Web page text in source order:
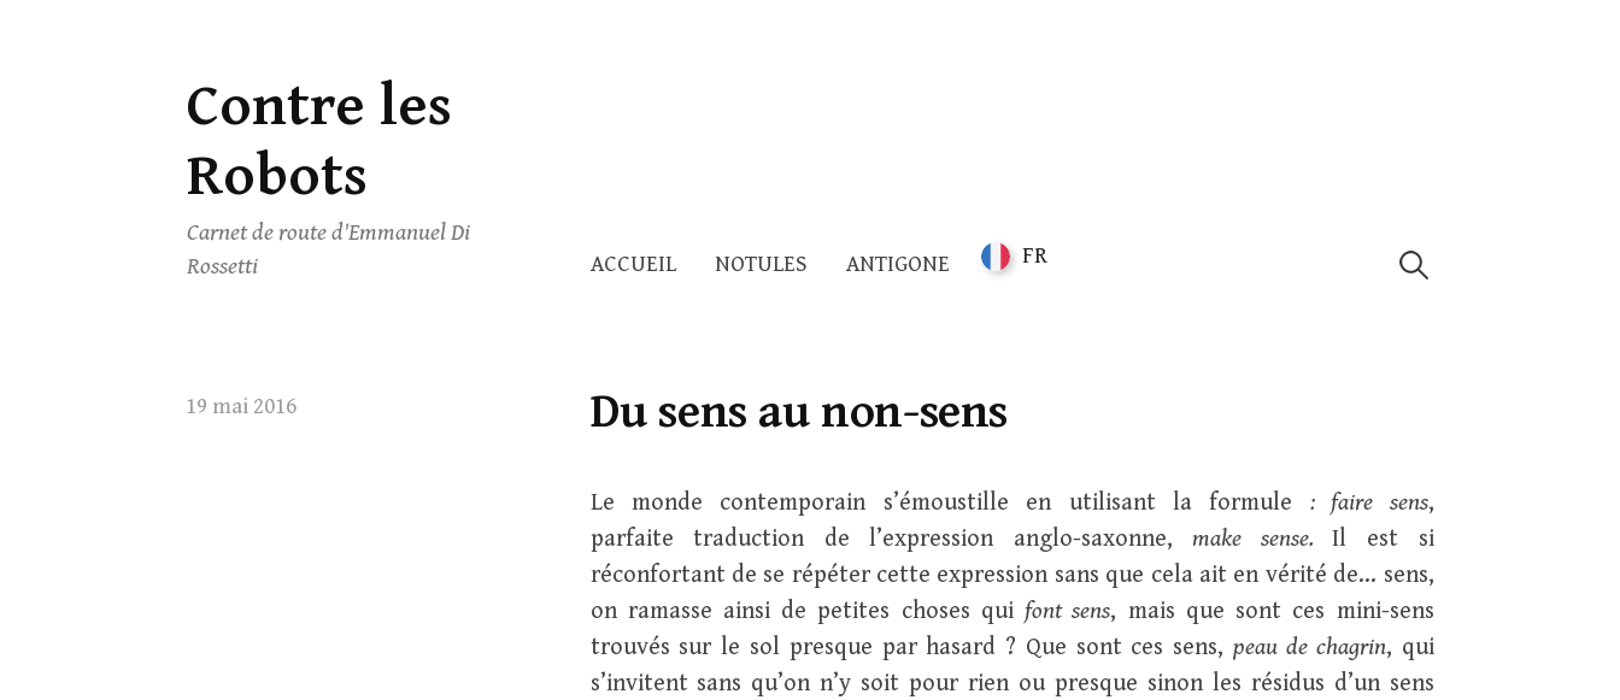
Skip
to
content
Contre les
Robots
Carnet de route d'Emmanuel Di
Rossetti
ACCUEIL NOTULES ANTIGONE FR Rechercher :
19 mai 2016 Du sens au non-sens
Le monde contemporain s’émoustille en utilisant la formule : faire sens,
parfaite traduction de l’expression anglo-saxonne,make sense.Il est si
réconfortant de se répéter cette expression sans que cela ait en vérité de… sens,
on ramasse ainsi de petites choses quifont sens, mais que sont ces mini-sens
trouvés sur le sol presque par hasard ? Que sont ces sens,peau de chagrin, qui
s’invitent sans qu’on n’y soit pour rien ou presque sinon les résidus d’un sens